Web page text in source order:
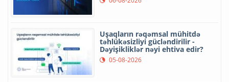
Uşaqların rəqəmsal mühitdə
təhlükəsizliyi gücləndirilir -
Dəyişikliklər nəyi ehtiva edir?
05-08-2026